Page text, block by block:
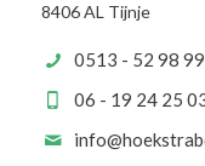
8406 AL Tijnje
0513 - 52 98 99
06 - 19 24 25